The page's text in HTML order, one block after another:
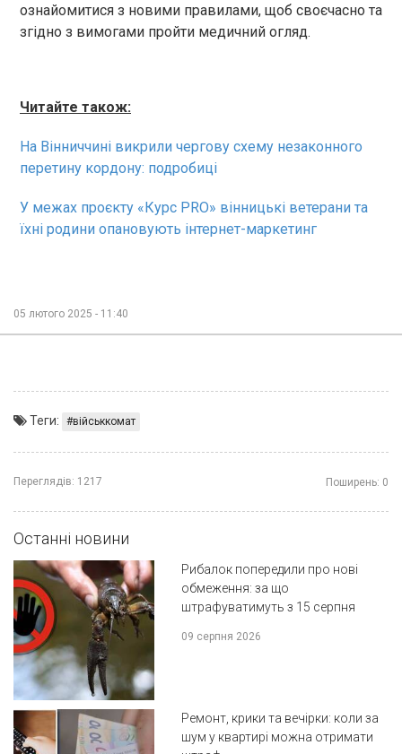
ознайомитися з новими правилами, щоб своєчасно та
згідно з вимогами пройти медичний огляд.
Читайте також:
На Вінниччині викрили чергову схему незаконного
перетину кордону: подробиці
У межах проєкту «Курс PRO» вінницькі ветерани та
їхні родини опановують інтернет-маркетинг
05 лютого 2025 - 11:40
Теги: військкомат
Переглядів: 1217 Поширень: 0
Останні новини
Рибалок попередили про нові
обмеження: за що
штрафуватимуть з 15 серпня
09 серпня 2026
Ремонт, крики та вечірки: коли за
шум у квартирі можна отримати